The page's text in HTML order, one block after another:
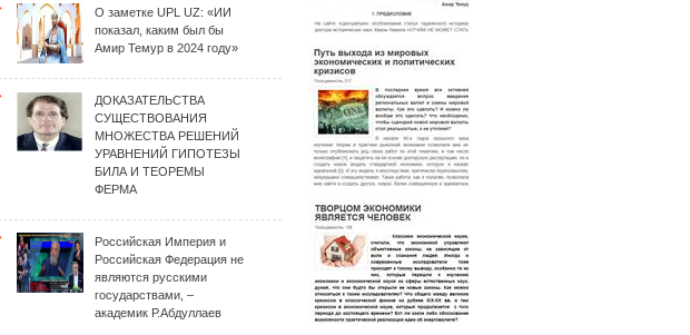
О заметке UPL UZ: «ИИ
показал, каким был бы
Амир Темур в 2024 году»
ДОКАЗАТЕЛЬСТВА
СУЩЕСТВОВАНИЯ
МНОЖЕСТВА РЕШЕНИЙ
УРАВНЕНИЙ ГИПОТЕЗЫ
БИЛА И ТЕОРЕМЫ
ФЕРМА
Российская Империя и
Российская Федерация не
являются русскими
государствами, –
академик Р.Абдуллаев